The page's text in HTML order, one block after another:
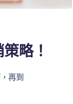
略！
再到